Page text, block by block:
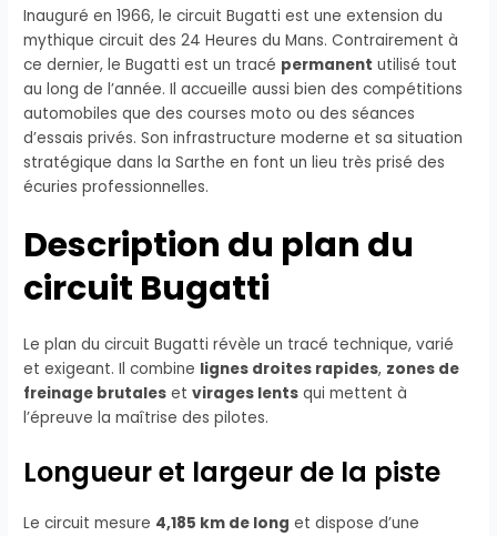
Inauguré en 1966, le circuit Bugatti est une extension du
mythique circuit des 24 Heures du Mans. Contrairement à
ce dernier, le Bugatti est un tracé permanent utilisé tout
au long de l’année. Il accueille aussi bien des compétitions
automobiles que des courses moto ou des séances
d’essais privés. Son infrastructure moderne et sa situation
stratégique dans la Sarthe en font un lieu très prisé des
écuries professionnelles.
Description du plan du
circuit Bugatti
Le plan du circuit Bugatti révèle un tracé technique, varié
et exigeant. Il combine lignes droites rapides, zones de
freinage brutales etvirages lents qui mettent à
l’épreuve la maîtrise des pilotes.
Longueur et largeur de la piste
Le circuit mesure 4,185 km de long et dispose d’une